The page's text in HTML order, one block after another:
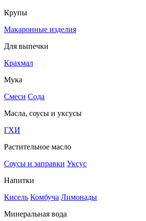
Крупы
Макаронные изделия
Для выпечки
Крахмал
Мука
Смеси Сода
Масла, соусы и уксусы
ГХИ
Растительное масло
Соусы и заправки Уксус
Напитки
Кисель Комбуча Лимонады
Минеральная вода